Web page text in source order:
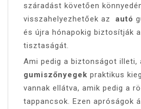
száradást követően
visszahelyezhetőek az autó
és újra hónapokig biztosítják
tisztaságát.
Ami pedig a biztonságot illeti,
gumiszőnyegek praktikus
vannak ellátva, amik pedig a
tappancsok. Ezen apróságok